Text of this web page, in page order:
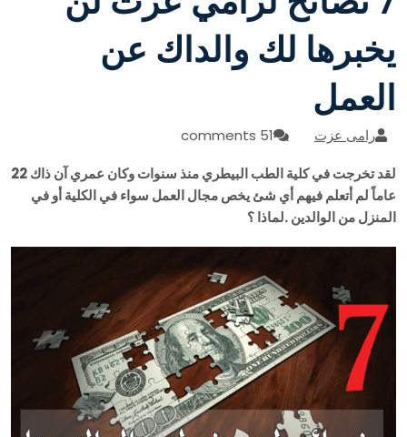
يخبرها لك والداك عن
العمل
رامى عزت
51 comments
لقد تخرجت في كلية الطب البيطري منذ سنوات وكان عمري آن ذاك 22
عاماً لم أتعلم فيهم أي شئ يخص مجال العمل سواء في الكلية أو في
المنزل من الوالدين .لماذا ؟